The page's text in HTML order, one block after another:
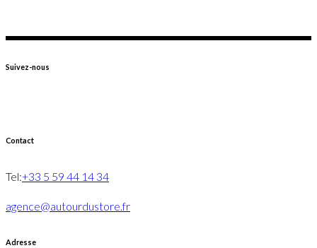
Suivez-nous
Contact
Tel:+33 5 59 44 14 34
agence@autourdustore.fr
Adresse